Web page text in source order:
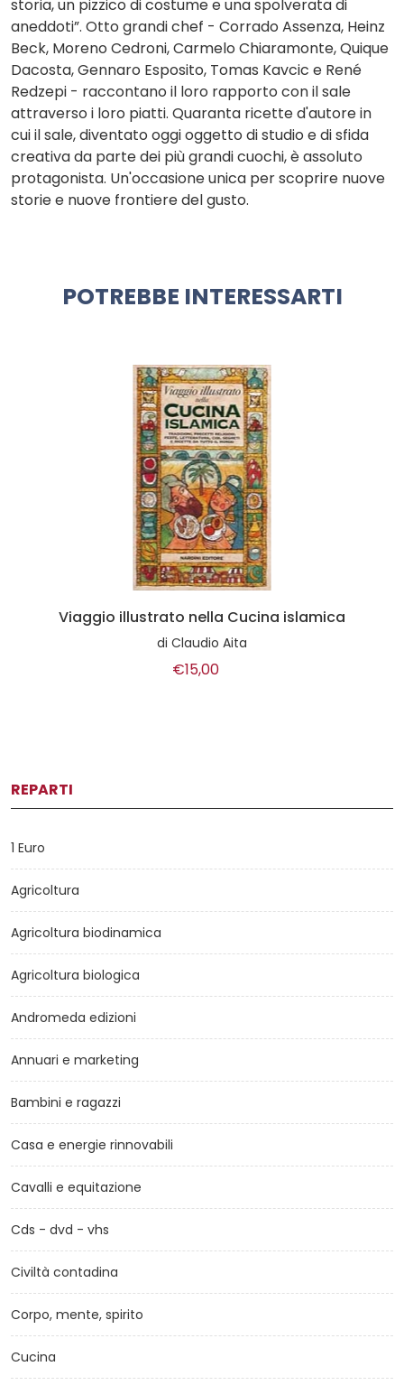
storia, un pizzico di costume e una spolverata di
aneddoti”. Otto grandi chef - Corrado Assenza, Heinz
Beck, Moreno Cedroni, Carmelo Chiaramonte, Quique
Dacosta, Gennaro Esposito, Tomas Kavcic e René
Redzepi - raccontano il loro rapporto con il sale
attraverso i loro piatti. Quaranta ricette d'autore in
cui il sale, diventato oggi oggetto di studio e di sfida
creativa da parte dei più grandi cuochi, è assoluto
protagonista. Un'occasione unica per scoprire nuove
storie e nuove frontiere del gusto.
POTREBBE INTERESSARTI
Viaggio illustrato nella Cucina islamica
di Claudio Aita
€15,00
REPARTI
1 Euro
Agricoltura
Agricoltura biodinamica
Agricoltura biologica
Andromeda edizioni
Annuari e marketing
Bambini e ragazzi
Casa e energie rinnovabili
Cavalli e equitazione
Cds - dvd - vhs
Civiltà contadina
Corpo, mente, spirito
Cucina